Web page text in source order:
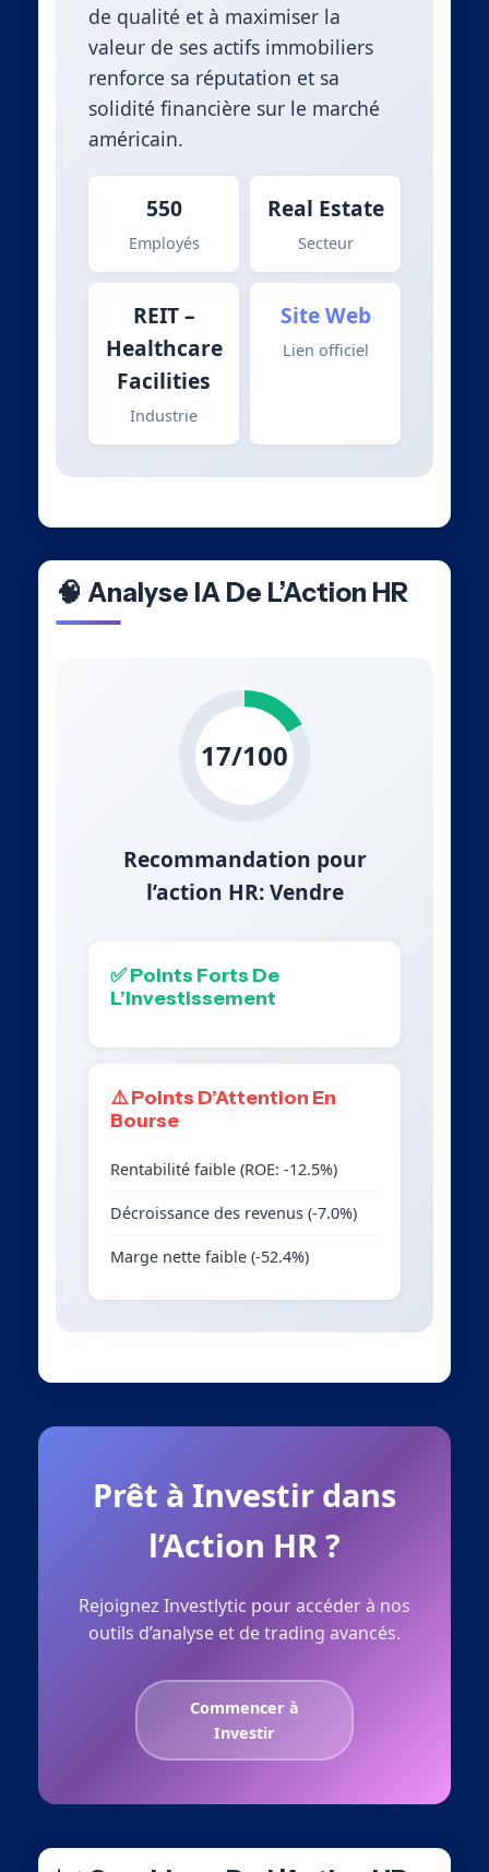
de qualité et à maximiser la
valeur de ses actifs immobiliers
renforce sa réputation et sa
solidité financière sur le marché
américain.
550
Employés
Real Estate
Secteur
REIT –
Healthcare
Facilities
Industrie
Site Web
Lien officiel
🧠 Analyse IA De L’Action HR
17/100
Recommandation pour
l’action HR: Vendre
✅ Points Forts De
L’Investissement
⚠️ Points D’Attention En
Bourse
Rentabilité faible (ROE: -12.5%)
Décroissance des revenus (-7.0%)
Marge nette faible (-52.4%)
Prêt à Investir dans
l’Action HR ?
Rejoignez Investlytic pour accéder à nos
outils d’analyse et de trading avancés.
Commencer à
Investir